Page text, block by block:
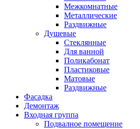
Межкомнатные
Металлические
Раздвижные
Душевые
Стеклянные
Для ванной
Поликабонат
Пластиковые
Матовые
Раздвижные
Фасадка
Демонтаж
Входная группа
Подвалное помещение